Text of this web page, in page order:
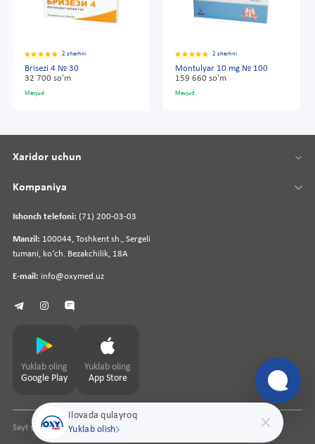
2 sharhni
Brisezi 4 № 30
32 700 so'm
Mavjud
2 sharhni
Montulyar 10 mg № 100
159 660 so'm
Mavjud
Ilovada qulayroq
Yuklab olish
Ishonch telefoni: (71) 200-03-03
Manzil: 100044, Toshkent sh., Sergeli
tumani, koʻch. Bezakchilik, 18A
E-mail: info@oxymed.uz
Xaridor uchun
Kompaniya
Yuklab oling
Google Play
Yuklab oling
App Store
Sayt yaratuvchipharmit.uz